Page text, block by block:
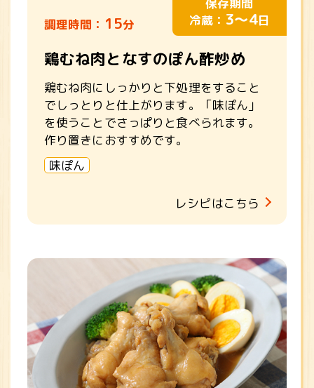
調理時間： 15分
冷蔵： 3～4日
鶏むね肉となすのぽん酢炒め
鶏むね肉にしっかりと下処理をすること
でしっとりと仕上がります。「味ぽん」
を使うことでさっぱりと食べられます。
作り置きにおすすめです。
味ぽん
レシピはこちら